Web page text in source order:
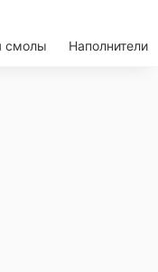
смолы Наполнители